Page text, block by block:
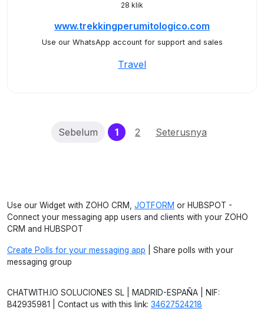
28 klik
www.trekkingperumitologico.com
Use our WhatsApp account for support and sales
Travel
Sebelum 1(current)
2 Seterusnya
Use our Widget with ZOHO CRM, JOTFORM or HUBSPOT -
Connect your messaging app users and clients with your ZOHO
CRM and HUBSPOT
Create Polls for your messaging app | Share polls with your
messaging group
CHATWITH.IO SOLUCIONES SL | MADRID-ESPAÑA | NIF:
B42935981 | Contact us with this link: 34627524218